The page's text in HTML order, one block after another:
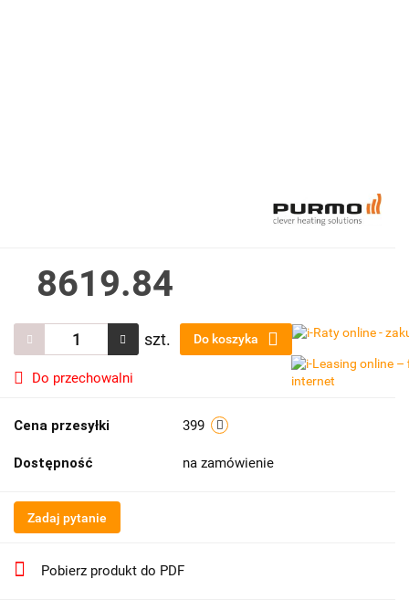
8619.84
szt. Do koszyka
Do przechowalni
Cena przesyłki 399
Dostępność na zamówienie
Zadaj pytanie
Pobierz produkt do PDF